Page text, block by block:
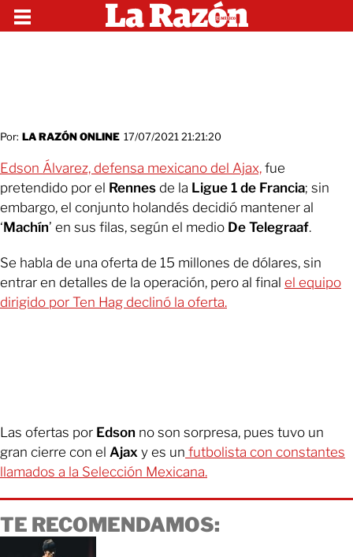
Por: LA RAZÓN ONLINE 17/07/2021 21:21:20
Edson Álvarez, defensa mexicano del Ajax, fue
pretendido por el Rennes de la Ligue 1 de Francia; sin
embargo, el conjunto holandés decidió mantener al
‘Machín’ en sus filas, según el medio De Telegraaf.
Se habla de una oferta de 15 millones de dólares, sin
entrar en detalles de la operación, pero al final el equipo
dirigido por Ten Hag declinó la oferta.
Las ofertas por Edson no son sorpresa, pues tuvo un
gran cierre con el Ajax y es un futbolista con constantes
llamados a la Selección Mexicana.
TE RECOMENDAMOS: